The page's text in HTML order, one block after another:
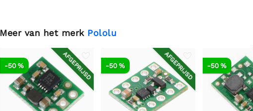
Meer van het merk Pololu
AFGEPRIJSD
-50 % AFGEPRIJSD
-50 % -50 %